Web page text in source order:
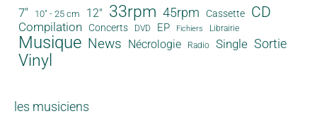
7" 10" - 25 cm 12" 33rpm 45rpm Cassette CD
Compilation Concerts DVD EP Fichiers Librairie
Musique News Nécrologie Radio Single Sortie
Vinyl
les musiciens